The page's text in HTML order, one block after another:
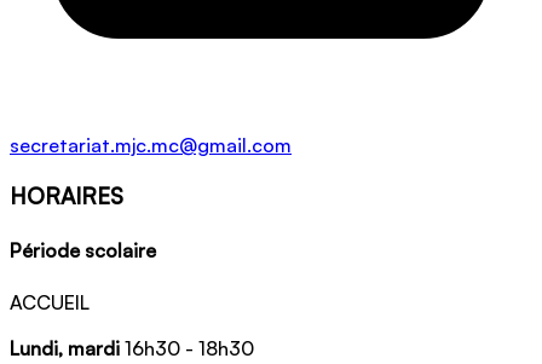
secretariat.mjc.mc@gmail.com
HORAIRES
Période scolaire
ACCUEIL
Lundi, mardi 16h30 - 18h30